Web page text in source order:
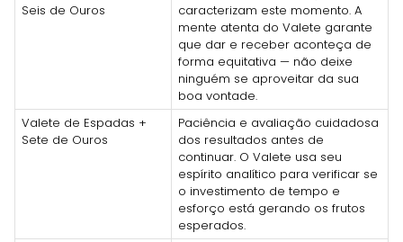
Seis de Ouros
caracterizam este momento. A
mente atenta do Valete garante
que dar e receber aconteça de
forma equitativa — não deixe
ninguém se aproveitar da sua
boa vontade.
Valete de Espadas +
Sete de Ouros
Paciência e avaliação cuidadosa
dos resultados antes de
continuar. O Valete usa seu
espírito analítico para verificar se
o investimento de tempo e
esforço está gerando os frutos
esperados.